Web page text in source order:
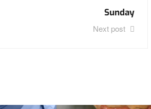
Sunday
Next post